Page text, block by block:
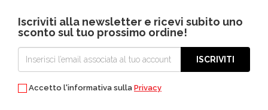
Iscriviti alla newsletter e ricevi subito uno
sconto sul tuo prossimo ordine!
ISCRIVITI
Accetto l'informativa sulla Privacy